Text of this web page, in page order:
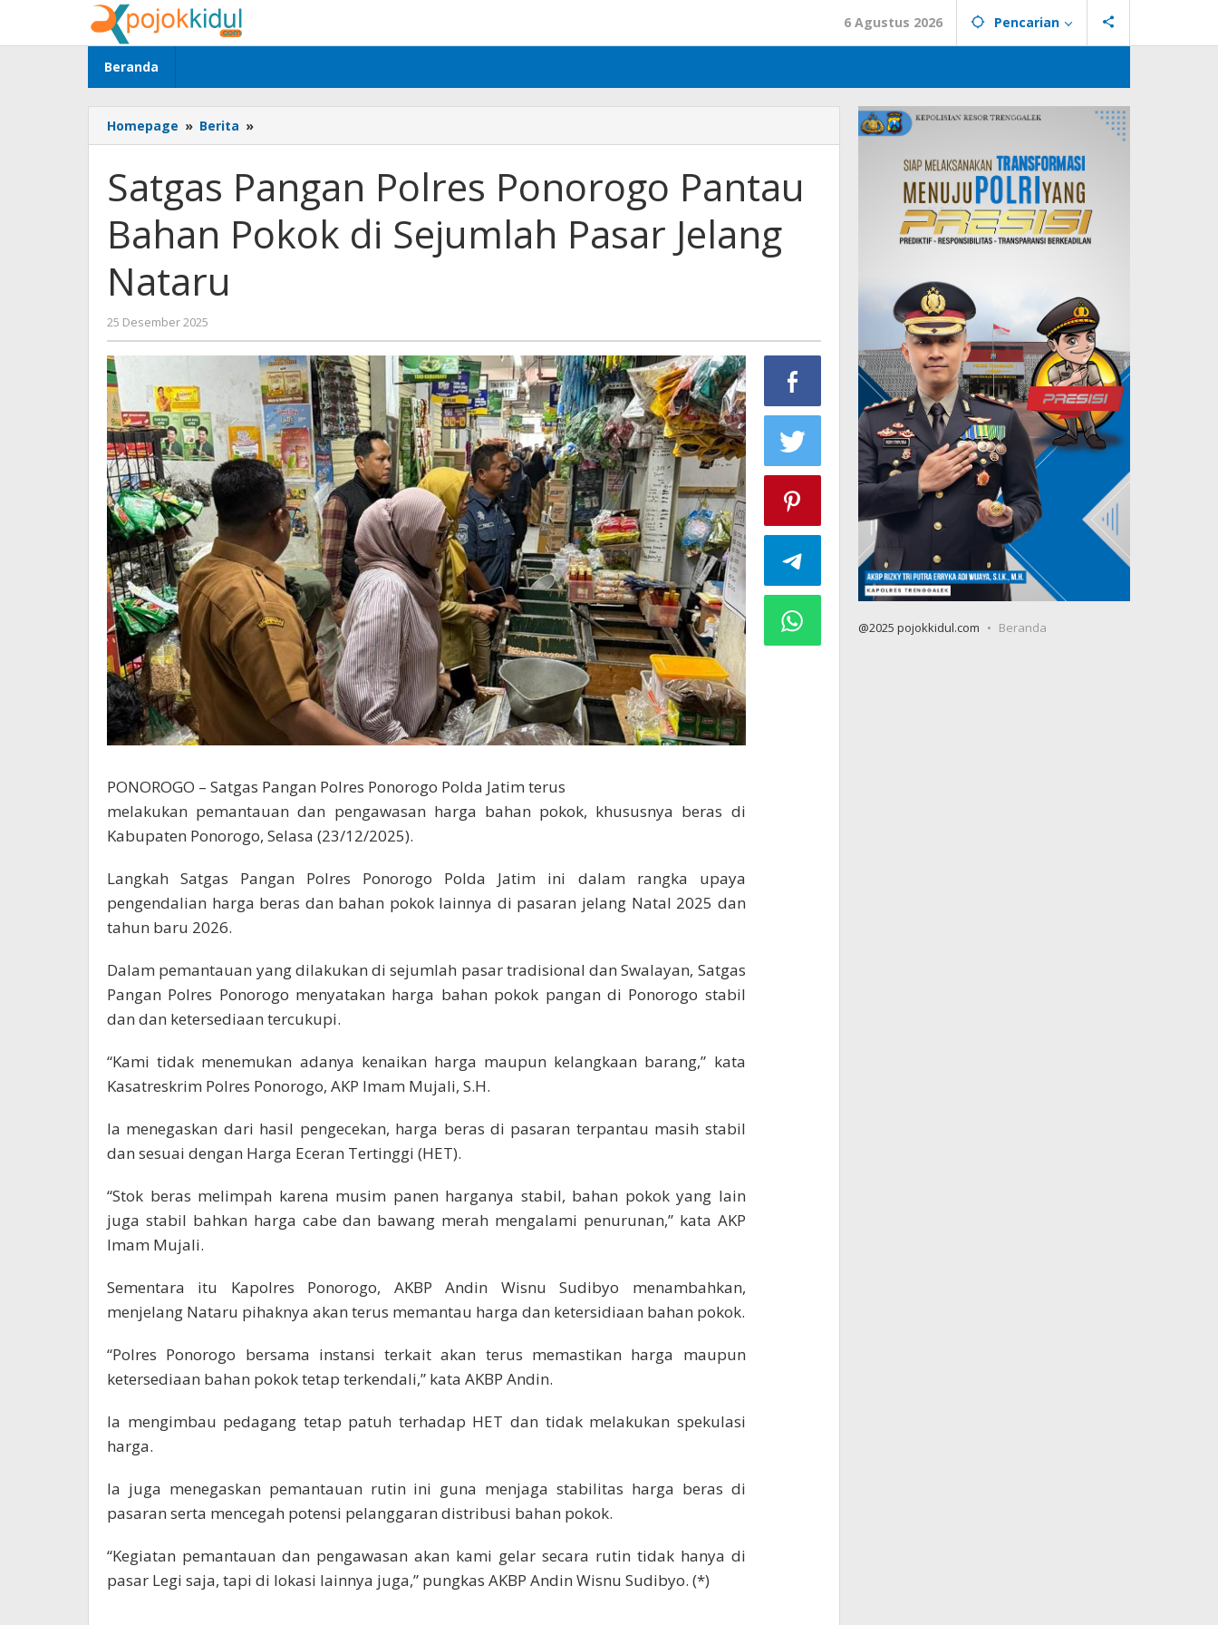
konten
6 Agustus 2026 Pencarian
Beranda
Homepage » Berita »
Pangan
Ponorogo
Pantau
Bahan
Pokok
Satgas Pangan Polres Ponorogo Pantau
Bahan Pokok di Sejumlah Pasar Jelang
Nataru
25 Desember 2025
BangAdmin
PONOROGO – Satgas Pangan Polres Ponorogo Polda Jatim terus
melakukan pemantauan dan pengawasan harga bahan pokok, khususnya beras di
Kabupaten Ponorogo, Selasa (23/12/2025).
Langkah Satgas Pangan Polres Ponorogo Polda Jatim ini dalam rangka upaya
pengendalian harga beras dan bahan pokok lainnya di pasaran jelang Natal 2025 dan
tahun baru 2026.
Dalam pemantauan yang dilakukan di sejumlah pasar tradisional dan Swalayan, Satgas
Pangan Polres Ponorogo menyatakan harga bahan pokok pangan di Ponorogo stabil
dan dan ketersediaan tercukupi.
“Kami tidak menemukan adanya kenaikan harga maupun kelangkaan barang,” kata
Kasatreskrim Polres Ponorogo, AKP Imam Mujali, S.H.
Ia menegaskan dari hasil pengecekan, harga beras di pasaran terpantau masih stabil
dan sesuai dengan Harga Eceran Tertinggi (HET).
“Stok beras melimpah karena musim panen harganya stabil, bahan pokok yang lain
juga stabil bahkan harga cabe dan bawang merah mengalami penurunan,” kata AKP
Imam Mujali.
Sementara itu Kapolres Ponorogo, AKBP Andin Wisnu Sudibyo menambahkan,
menjelang Nataru pihaknya akan terus memantau harga dan ketersidiaan bahan pokok.
“Polres Ponorogo bersama instansi terkait akan terus memastikan harga maupun
ketersediaan bahan pokok tetap terkendali,” kata AKBP Andin.
Ia mengimbau pedagang tetap patuh terhadap HET dan tidak melakukan spekulasi
harga.
Ia juga menegaskan pemantauan rutin ini guna menjaga stabilitas harga beras di
pasaran serta mencegah potensi pelanggaran distribusi bahan pokok.
“Kegiatan pemantauan dan pengawasan akan kami gelar secara rutin tidak hanya di
pasar Legi saja, tapi di lokasi lainnya juga,” pungkas AKBP Andin Wisnu Sudibyo. (*)
@2025 pojokkidul.com Beranda